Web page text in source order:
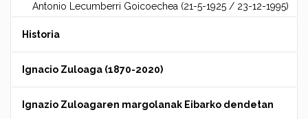
Antonio Lecumberri Goicoechea (21-5-1925 / 23-12-1995)
Historia
Ignacio Zuloaga (1870-2020)
Ignazio Zuloagaren margolanak Eibarko dendetan